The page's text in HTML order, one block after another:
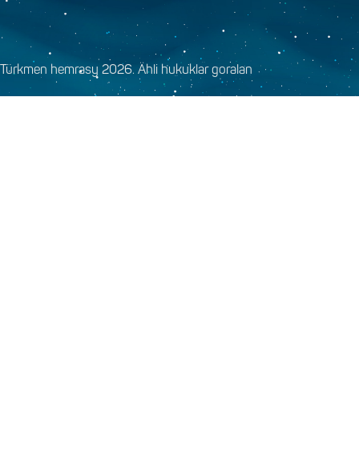
Türkmen hemrasy 2026. Ähli hukuklar goralan